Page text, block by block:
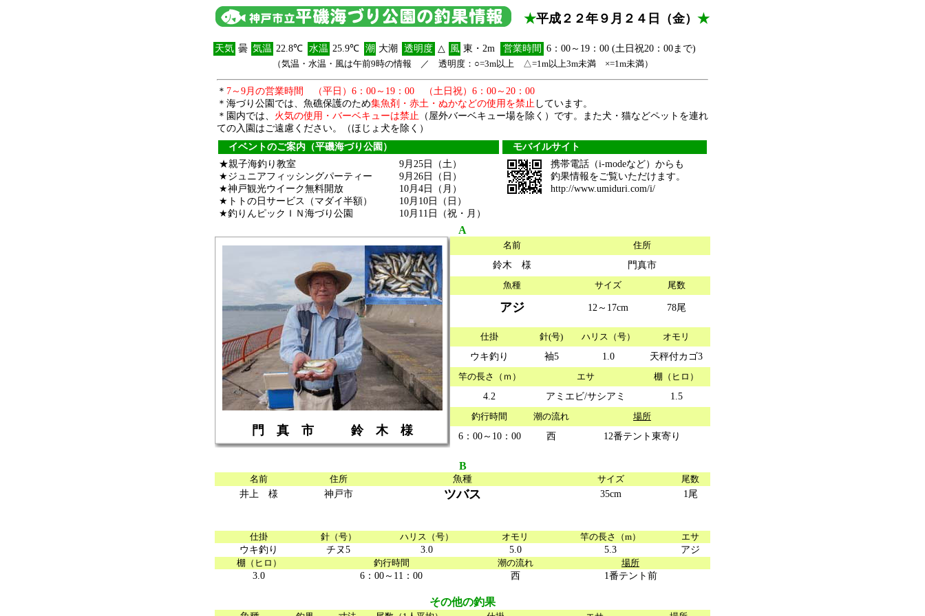
★平成２２年９月２４日（金） ★
天気 曇 気温 22.8℃ 水温 25.9℃ 潮 大潮 透明度 △ 風 東・2m 営業時間 6：00～19：00 (土日祝20：00まで)
（気温・水温・風は午前9時の情報 ／ 透明度：○=3m以上 △=1m以上3m未満 ×=1m未満）
＊ 7～9月の営業時間 （平日）6：00～19：00 （土日祝）6：00～20：00
＊海づり公園では、魚礁保護のため集魚剤・赤土・ぬかなどの使用を禁止 しています。
＊園内では、 火気の使用・バーベキューは禁止 （屋外バーベキュー場を除く）です。また犬・猫などペットを連れ
ての入園はご遠慮ください。（ほじょ犬を除く）
イベントのご案内（平磯海づり公園）
モバイルサイト
★親子海釣り教室
★ジュニアフィッシングパーティー
★神戸観光ウイーク無料開放
★トトの日サービス（マダイ半額）
★釣りんピックＩＮ海づり公園
9月25日（土）
9月26日（日）
10月4日（月）
10月10日（日）
10月11日（祝・月）
携帯電話（i-modeなど）からも
釣果情報をご覧いただけます。
http://www.umiduri.com/i/
A
門 真 市 鈴 木 様
名前
住所
鈴木 様
門真市
魚種
サイズ 尾数
アジ 12～17cm 78尾
仕掛 針(号) ハリス（号）
オモリ
ウキ釣り
袖5 1.0
天秤付カゴ3
竿の長さ（ｍ）
エサ
棚（ヒロ）
4.2
アミエビ/サシアミ
1.5
釣行時間
潮の流れ
場所
6：00～10：00
西 12番テント東寄り
B
名前 住所 魚種 サイズ
尾数
井上 様
神戸市 ツバス 35cm 1尾
仕掛 針（号） ハリス（号） オモリ 竿の長さ（m）
エサ
ウキ釣り
チヌ5 3.0 5.0 5.3
アジ
棚（ヒロ）
釣行時間 潮の流れ
場所
3.0
6：00～11：00 西 1番テント前
その他の釣果